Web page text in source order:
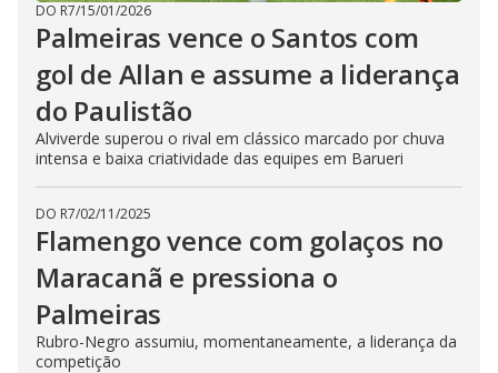
DO R7/15/01/2026
Palmeiras vence o Santos com
gol de Allan e assume a liderança
do Paulistão
Alviverde superou o rival em clássico marcado por chuva
intensa e baixa criatividade das equipes em Barueri
DO R7/02/11/2025
Flamengo vence com golaços no
Maracanã e pressiona o
Palmeiras
Rubro-Negro assumiu, momentaneamente, a liderança da
competição